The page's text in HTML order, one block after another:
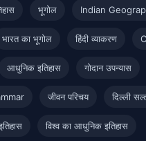
भूगोल Indian
भारत का भूगोल हिंदी व्याकरण
आधुनिक इतिहास गोदान उपन्यास
जीवन परिचय दिल्ली
विश्व का आधुनिक इतिहास